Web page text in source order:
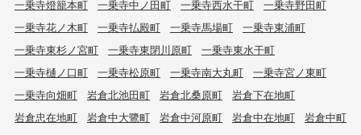
一乗寺燈籠本町 一乗寺中ノ田町 一乗寺西水干町
一乗寺野田町
一乗寺花ノ木町
一乗寺払殿町 一乗寺馬場町
一乗寺東浦町
一乗寺東杉ノ宮町
一乗寺東閉川原町
一乗寺東水干町
一乗寺樋ノ口町
一乗寺松原町 一乗寺南大丸町
一乗寺宮ノ東町
一乗寺向畑町
岩倉北池田町 岩倉北桑原町
岩倉下在地町
岩倉忠在地町
岩倉中大鷺町 岩倉中河原町 岩倉中在地町
岩倉中町